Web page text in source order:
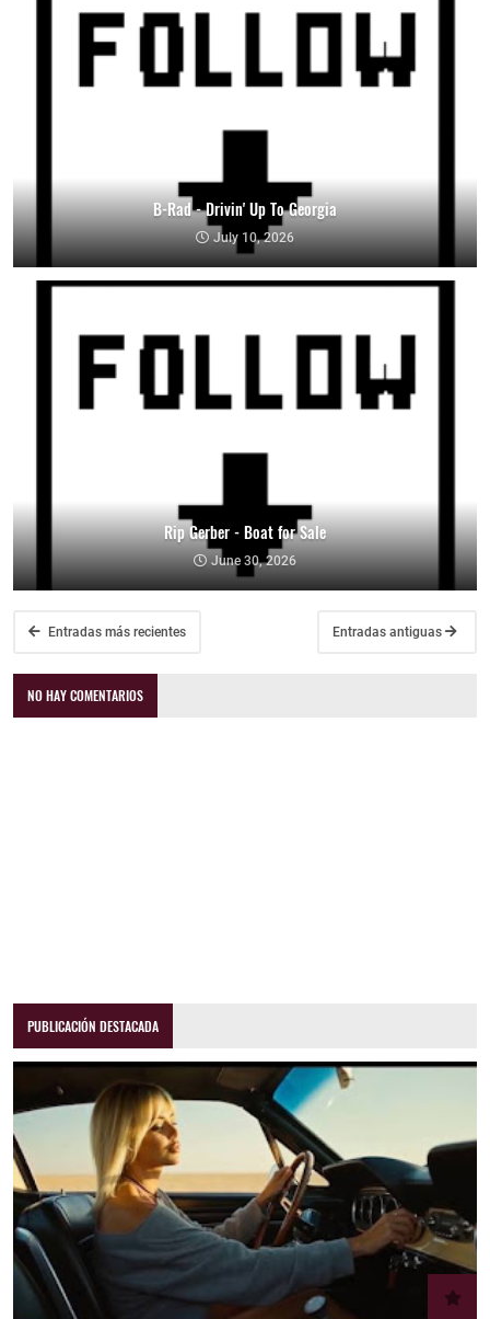
B-Rad - Drivin' Up To Georgia
July 10, 2026
Rip Gerber - Boat for Sale
June 30, 2026
Entradas más recientes Entradas antiguas
NO HAY COMENTARIOS
PUBLICACIÓN DESTACADA